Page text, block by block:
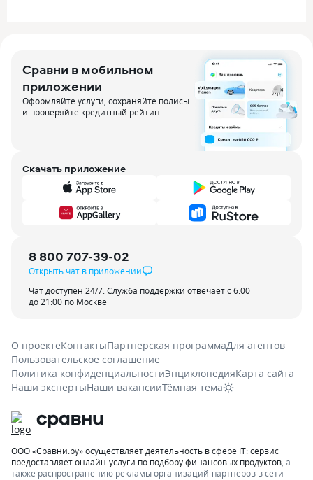
Сравни в мобильном
приложении
Оформляйте услуги, сохраняйте полисы
и проверяйте кредитный рейтинг
Скачать приложение
8 800 707-39-02
Открыть чат в приложении
Чат доступен 24/7. Служба поддержки отвечает с 6:00
до 21:00 по Москве
О проектеКонтактыПартнерская программаДля агентов
Пользовательское соглашение
Политика конфиденциальностиЭнциклопедияКарта сайта
Наши экспертыНаши вакансииТёмная тема
ООО «Сравни.ру» осуществляет деятельность в сфере IT: сервис
предоставляет онлайн-услуги по подбору финансовых продуктов , а
также распространению рекламы организаций-партнеров в сети